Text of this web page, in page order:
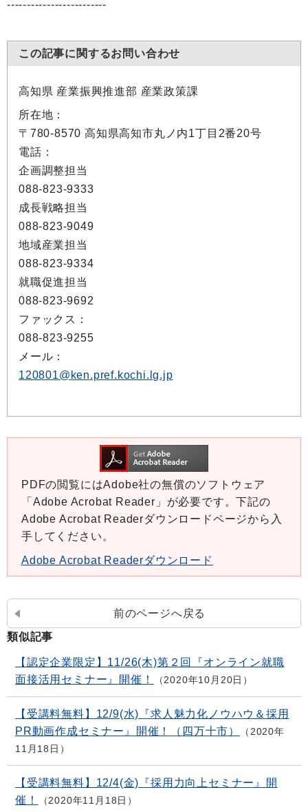
-------------------------
この記事に関するお問い合わせ
高知県 産業振興推進部 産業政策課
所在地：
〒780-8570 高知県高知市丸ノ内1丁目2番20号
電話：
企画調整担当
088-823-9333
成長戦略担当
088-823-9049
地域産業担当
088-823-9334
就職促進担当
088-823-9692
ファックス：
088-823-9255
メール：
120801@ken.pref.kochi.lg.jp
PDFの閲覧にはAdobe社の無償のソフトウェア
「Adobe Acrobat Reader」が必要です。下記の
Adobe Acrobat Readerダウンロードページから入
手してください。
Adobe Acrobat Readerダウンロード
前のページへ戻る
類似記事
【認定企業限定】11/26(木)第２回『オンライン就職
面接活用セミナー』開催！
2020年10月20日
【受講料無料】12/9(水)『求人魅力化ノウハウ＆採用
PR動画作成セミナー』開催！（四万十市）
2020年
11月18日
【受講料無料】12/4(金)『採用力向上セミナー』開
催！
2020年11月18日